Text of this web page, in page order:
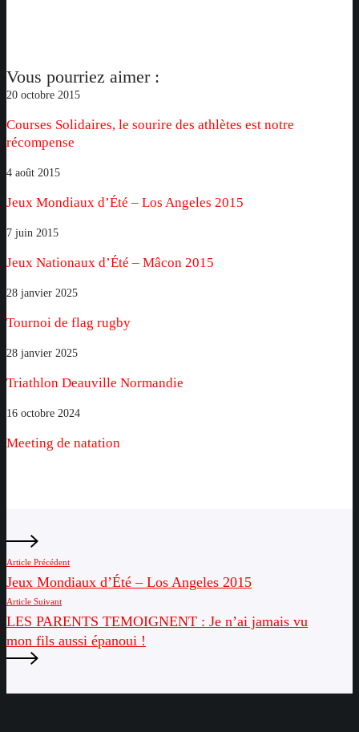
Vous pourriez aimer :
Courses
le
sourire
des
est
notre
20 octobre 2015
Courses Solidaires, le sourire des athlètes est notre
récompense
Jeux
–
Angeles
2015
4 août 2015
Jeux Mondiaux d’Été – Los Angeles 2015
Jeux
Nationaux
–
2015
7 juin 2015
Jeux Nationaux d’Été – Mâcon 2015
Tournoi
rugby
28 janvier 2025
Tournoi de flag rugby
Triathlon
Deauville
28 janvier 2025
Triathlon Deauville Normandie
Meeting
natation
16 octobre 2024
Meeting de natation
Article Précédent
Jeux Mondiaux d’Été – Los Angeles 2015
Article Suivant
LES PARENTS TEMOIGNENT : Je n’ai jamais vu
mon fils aussi épanoui !